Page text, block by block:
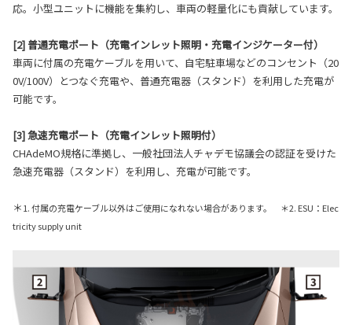
応。小型ユニットに機能を集約し、車両の軽量化にも貢献しています。
[2] 普通充電ポート（充電インレット照明・充電インジケーター付）
車両に付属の充電ケーブルを用いて、自宅駐車場などのコンセント（20
0V/100V）とつなぐ充電や、普通充電器（スタンド）を利用した充電が
可能です。
[3] 急速充電ポート（充電インレット照明付）
CHAdeMO規格に準拠し、一般社団法人チャデモ協議会の認証を受けた
急速充電器（スタンド）を利用し、充電が可能です。
＊1. 付属の充電ケーブル以外はご使用になれない場合があります。 ＊2. ESU：Elec
tricity supply unit